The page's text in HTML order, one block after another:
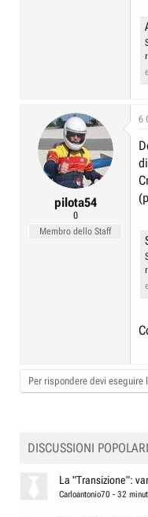
o
n
pilota54
0
Membro dello Staff
6
Per rispondere devi
DISCUSSIONI POPOLARI
La "Transizione":
Carloantonio70 - 32